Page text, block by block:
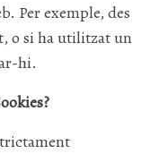
Per exemple, des
o si ha utilitzat un
hi.